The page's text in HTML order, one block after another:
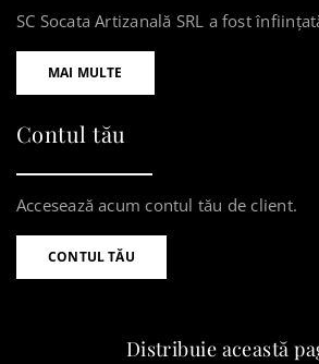
SC Socata Artizanală SRL a fost
MAI MULTE
Contul tău
Accesează acum contul tău de client.
CONTUL TĂU
Distribuie această